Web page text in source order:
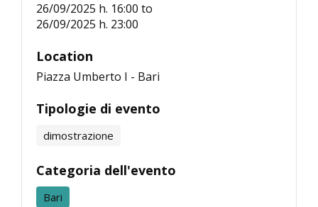
26/09/2025 h. 16:00 to
26/09/2025 h. 23:00
Location
Piazza Umberto I - Bari
Tipologie di evento
dimostrazione
Categoria dell'evento
Bari